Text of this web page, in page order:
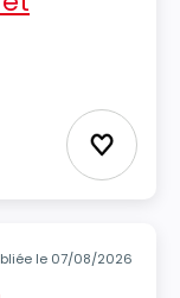
Ajouter
le 07/08/2026